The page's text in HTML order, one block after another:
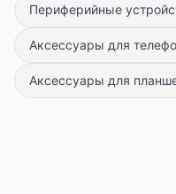
Периферийные
Аксессуары для
Аксессуары для